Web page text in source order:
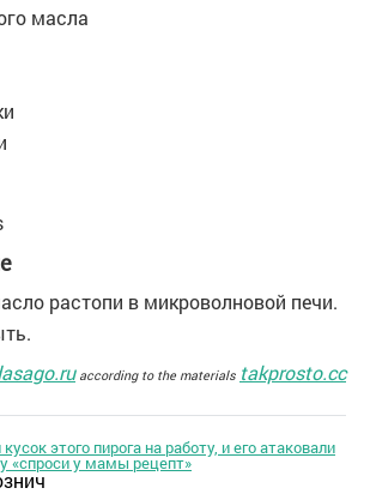
масла
растопи в микроволновой печи.
according to the materials takprosto.cc
этого пирога на работу, и его атаковали
«спроси у мамы рецепт»